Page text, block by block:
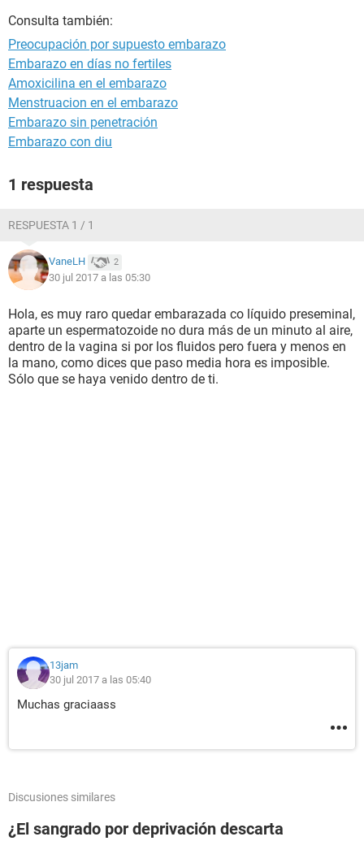
Consulta también:
Preocupación por supuesto embarazo
Embarazo en días no fertiles
Amoxicilina en el embarazo
Menstruacion en el embarazo
Embarazo sin penetración
Embarazo con diu
1 respuesta
RESPUESTA 1 / 1
VaneLH 2
30 jul 2017 a las 05:30
Hola, es muy raro quedar embarazada co líquido preseminal,
aparte un espermatozoide no dura más de un minuto al aire,
dentro de la vagina si por los fluidos pero fuera y menos en
la mano, como dices que paso media hora es imposible.
Sólo que se haya venido dentro de ti.
13jam
30 jul 2017 a las 05:40
Muchas graciaass
Discusiones similares
¿El sangrado por deprivación descarta